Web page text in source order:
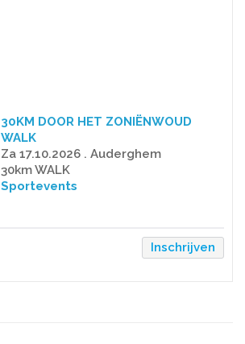
30KM DOOR HET ZONIËNWOUD
WALK
Za 17.10.2026 . Auderghem
30km WALK
Sportevents
Inschrijven